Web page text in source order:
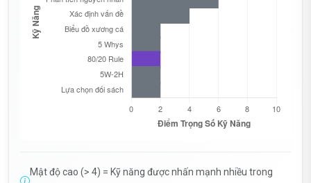
Mật độ cao (> 4) = Kỹ năng được nhấn mạnh nhiều trong